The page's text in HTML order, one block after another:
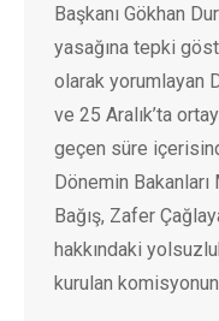
Başkanı Gökhan
yasağına tepki
olarak yorumlayan
ve 25 Aralık’ta
geçen süre
Dönemin Bakanları
Bağış, Zafer
hakkındaki
kurulan komisyonun…